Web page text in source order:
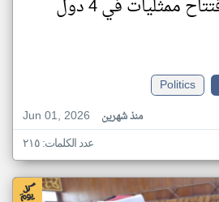
إفريقيا بافتتاح ممثليات في 4 دول
Politics
Jun 01, 2026
منذ شهرين
عدد الكلمات: ٢١٥